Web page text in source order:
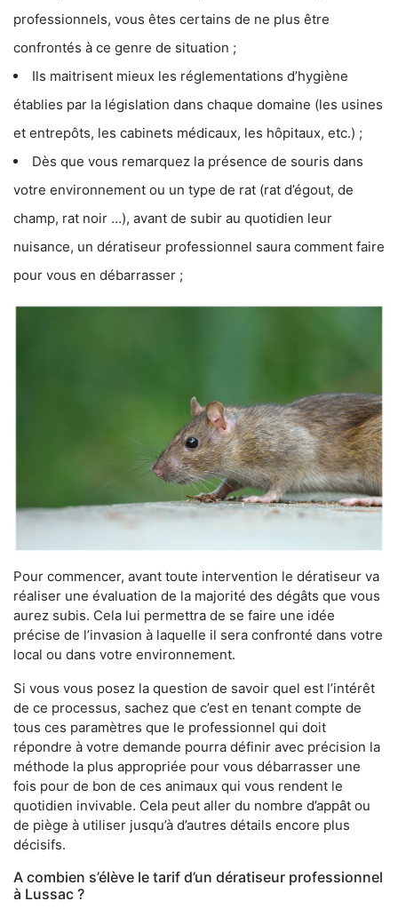
professionnels, vous êtes certains de ne plus être
confrontés à ce genre de situation ;
Ils maitrisent mieux les réglementations d’hygiène
établies par la législation dans chaque domaine (les usines
et entrepôts, les cabinets médicaux, les hôpitaux, etc.) ;
Dès que vous remarquez la présence de souris dans
votre environnement ou un type de rat (rat d’égout, de
champ, rat noir …), avant de subir au quotidien leur
nuisance, un dératiseur professionnel saura comment faire
pour vous en débarrasser ;
Pour commencer, avant toute intervention le dératiseur va
réaliser une évaluation de la majorité des dégâts que vous
aurez subis. Cela lui permettra de se faire une idée
précise de l’invasion à laquelle il sera confronté dans votre
local ou dans votre environnement.
Si vous vous posez la question de savoir quel est l’intérêt
de ce processus, sachez que c’est en tenant compte de
tous ces paramètres que le professionnel qui doit
répondre à votre demande pourra définir avec précision la
méthode la plus appropriée pour vous débarrasser une
fois pour de bon de ces animaux qui vous rendent le
quotidien invivable. Cela peut aller du nombre d’appât ou
de piège à utiliser jusqu’à d’autres détails encore plus
décisifs.
A combien s’élève le tarif d’un dératiseur professionnel
à Lussac ?